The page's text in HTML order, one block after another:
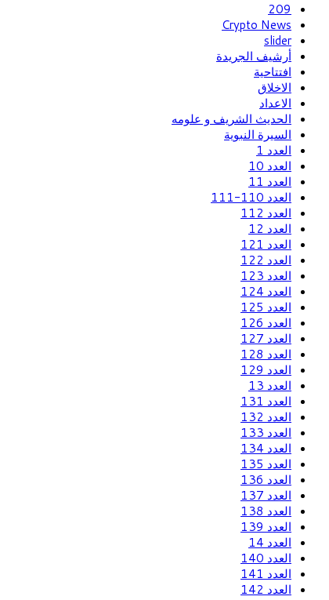
209
Crypto News
slider
أرشيف الجريدة
افتتاحية
الاخلاق
الاعداد
الحديث الشريف و علومه
السيرة النبوية
العدد 1
العدد 10
العدد 11
العدد 110-111
العدد 112
العدد 12
العدد 121
العدد 122
العدد 123
العدد 124
العدد 125
العدد 126
العدد 127
العدد 128
العدد 129
العدد 13
العدد 131
العدد 132
العدد 133
العدد 134
العدد 135
العدد 136
العدد 137
العدد 138
العدد 139
العدد 14
العدد 140
العدد 141
العدد 142